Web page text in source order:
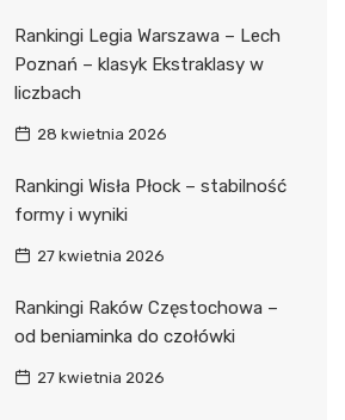
Rankingi Legia Warszawa – Lech
Poznań – klasyk Ekstraklasy w
liczbach
28 kwietnia 2026
Rankingi Wisła Płock – stabilność
formy i wyniki
27 kwietnia 2026
Rankingi Raków Częstochowa –
od beniaminka do czołówki
27 kwietnia 2026